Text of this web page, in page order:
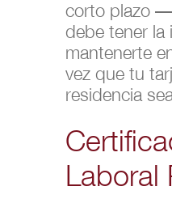
corto plazo
debe tener la
mantenerte
vez que tu
residencia
Laboral